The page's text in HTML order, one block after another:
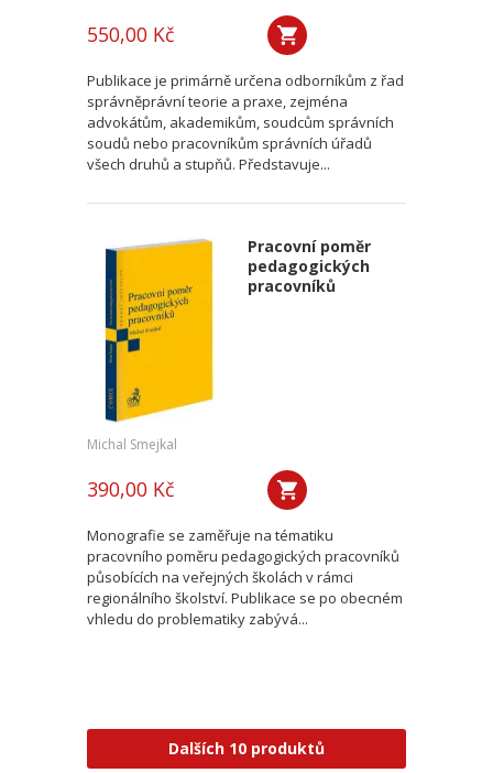
550,00 Kč
Publikace je primárně určena odborníkům z řad
správněprávní teorie a praxe, zejména
advokátům, akademikům, soudcům správních
soudů nebo pracovníkům správních úřadů
všech druhů a stupňů. Představuje...
Pracovní poměr
pedagogických
pracovníků
Michal Smejkal
390,00 Kč
Monografie se zaměřuje na tématiku
pracovního poměru pedagogických pracovníků
působících na veřejných školách v rámci
regionálního školství. Publikace se po obecném
vhledu do problematiky zabývá...
Dalších 10 produktů